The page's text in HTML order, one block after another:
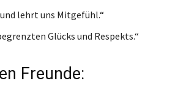
lehrt uns Mitgefühl.“
Glücks und Respekts.“
Freunde: